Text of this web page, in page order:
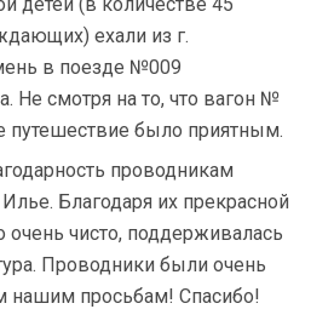
ехали из г.
в поезде №009
Не смотря на то, что вагон №
было приятным.
проводникам
Благодаря их прекрасной
очень чисто, поддерживалась
Проводники были очень
нашим просьбам! Спасибо!